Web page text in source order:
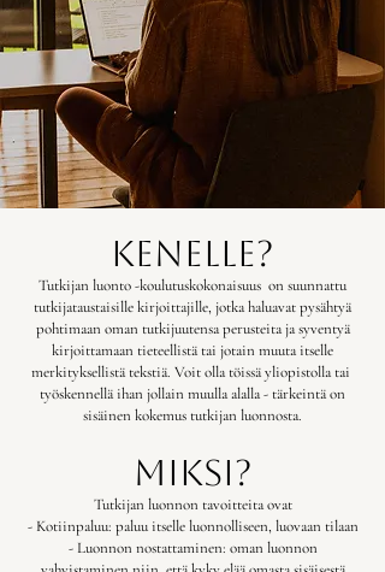
Kenelle?
Tutkijan luonto -koulutuskokonaisuus on suunnattu
tutkijataustaisille kirjoittajille, jotka haluavat pysähtyä
pohtimaan oman tutkijuutensa perusteita ja syventyä
kirjoittamaan tieteellistä tai jotain muuta itselle
merkityksellistä tekstiä. Voit olla töissä yliopistolla tai
työskennellä ihan jollain muulla alalla - tärkeintä on
sisäinen kokemus tutkijan luonnosta.
miksi?
Tutkijan luonnon tavoitteita ovat
- Kotiinpaluu: paluu itselle luonnolliseen, luovaan tilaan
- Luonnon nostattaminen: oman luonnon